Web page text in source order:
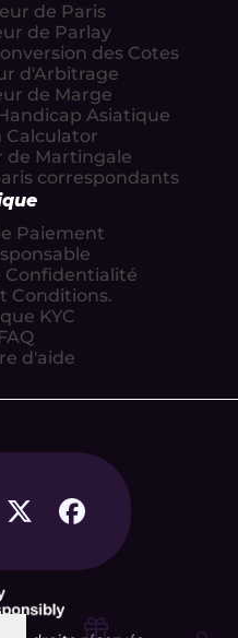
de Paris
de Parlay
des Cotes
d'Arbitrage
de Marge
Asiatique
Calculator
de Martingale
correspondants
Paiement
Confidentialité
Conditions.
KYC
FAQ
d'aide